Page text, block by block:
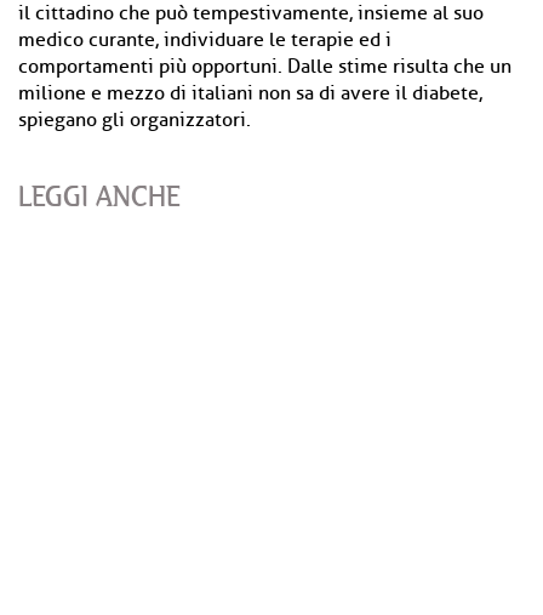
il cittadino che può tempestivamente, insieme al suo
medico curante, individuare le terapie ed i
comportamenti più opportuni. Dalle stime risulta che un
milione e mezzo di italiani non sa di avere il diabete,
spiegano gli organizzatori.
LEGGI ANCHE